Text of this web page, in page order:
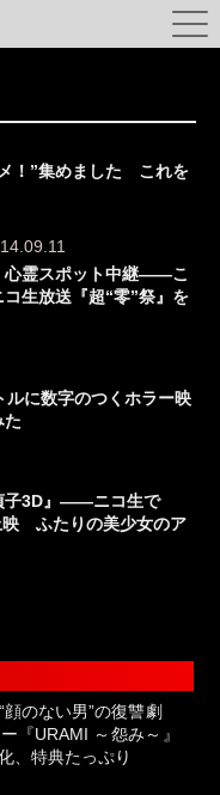
！”集めました これを
心霊スポット中継――こ
生放送『超“零”祭』を
ルに数字のつくホラー映
た
子3D』――ニコ生で
映 ふたりの美少女のア
顔のない男”の復讐劇
『URAMI ～怨み～』
、特典たっぷり